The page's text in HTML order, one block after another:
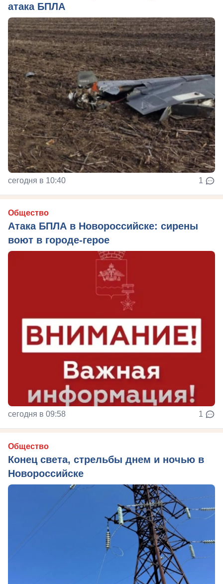
атака БПЛА
сегодня в 10:40 1
Общество
Атака БПЛА в Новороссийске: сирены
воют в городе-герое
сегодня в 09:58 1
Общество
Конец света, стрельбы днем и ночью в
Новороссийске